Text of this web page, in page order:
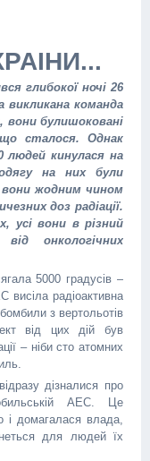
глибокої ночі 26
викликана команда
вони булишоковані
що сталося. Однак
людей кинулася на
на них були
вони жодним чином
доз радіації.
усі вони в різний
онкологічних
5000 градусів –
висіла радіоактивна
з вертольотів
від цих дій був
– ніби сто атомних
дізналися про
АЕС. Це
і домагалася влада,
для людей їх